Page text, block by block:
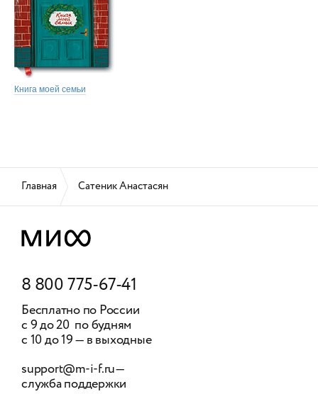
Книга моей семьи
Главная Сатеник Анастасян
8 800 775-67-41
Бесплатно по России
с 9 до 20 по будням
с 10 до 19 — в выходные
support@m-i-f.ru—
служба поддержки